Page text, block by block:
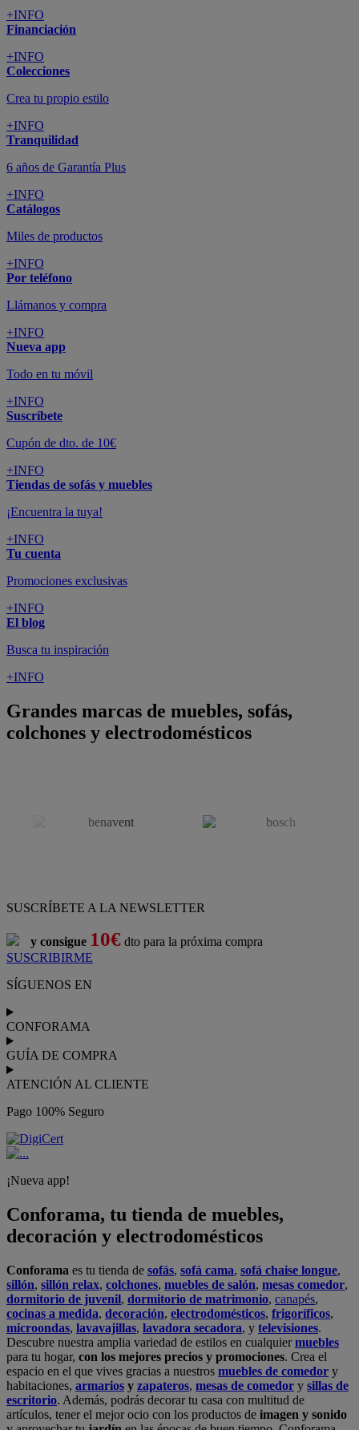
+INFO
Financiación
+INFO
Colecciones
Crea tu propio estilo
+INFO
Tranquilidad
6 años de Garantía Plus
+INFO
Catálogos
Miles de productos
+INFO
Por teléfono
Llámanos y compra
+INFO
Nueva app
Todo en tu móvil
+INFO
Suscríbete
Cupón de dto. de 10€
+INFO
Tiendas de sofás y muebles
¡Encuentra la tuya!
+INFO
Tu cuenta
Promociones exclusivas
+INFO
El blog
Busca tu inspiración
+INFO
Grandes marcas de muebles, sofás,
colchones y electrodomésticos
SUSCRÍBETE A LA NEWSLETTER
y consigue 10€ dto para la próxima compra
SUSCRIBIRME
SÍGUENOS EN
CONFORAMA
GUÍA DE COMPRA
ATENCIÓN AL CLIENTE
Pago 100% Seguro
¡Nueva app!
Conforama, tu tienda de muebles,
decoración y electrodomésticos
Conforama es tu tienda de sofás, sofá cama, sofá chaise longue,
sillón, sillón relax, colchones, muebles de salón, mesas comedor,
dormitorio de juvenil, dormitorio de matrimonio, canapés,
cocinas a medida, decoración, electrodomésticos, frigoríficos,
microondas, lavavajillas, lavadora secadora, y televisiones.
Descubre nuestra amplia variedad de estilos en cualquiermuebles
para tu hogar, con los mejores precios y promociones. Crea el
espacio en el que vives gracias a nuestros muebles de comedor y
habitaciones, armarios y zapateros, mesas de comedor y sillas de
escritorio. Además, podrás decorar tu casa con multitud de
artículos, tener el mejor ocio con los productos de imagen y sonido